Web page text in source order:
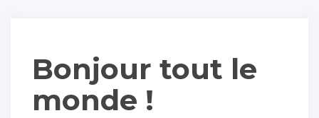
Bonjour tout le
monde !